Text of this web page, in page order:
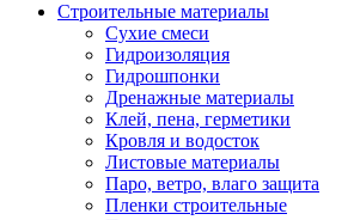
Строительные материалы
Сухие смеси
Гидроизоляция
Гидрошпонки
Дренажные материалы
Клей, пена, герметики
Кровля и водосток
Листовые материалы
Паро, ветро, влаго защита
Пленки строительные